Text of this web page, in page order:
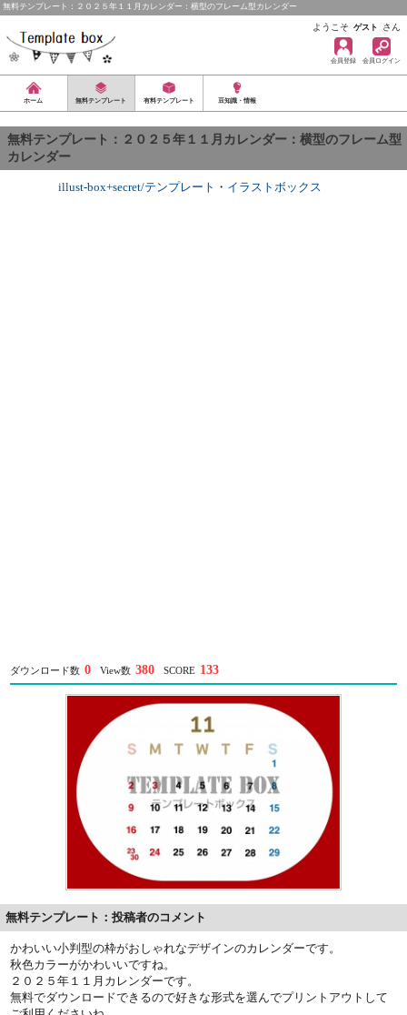
無料テンプレート：２０２５年１１月カレンダー：横型のフレーム型カレンダー
ようこそ ゲスト さん
会員登録 会員ログイン
ホーム 無料テンプレート 有料テンプレート 豆知識・情報
無料テンプレート：２０２５年１１月カレンダー：横型のフレーム型
カレンダー
illust-box+secret/テンプレート ・ イラストボックス
ダウンロード数 0 View数 380 SCORE 133
無料テンプレート：投稿者のコメント
かわいい小判型の枠がおしゃれなデザインのカレンダーです。
秋色カラーがかわいいですね。
２０２５年１１月カレンダーです。
無料でダウンロードできるので好きな形式を選んでプリントアウトして